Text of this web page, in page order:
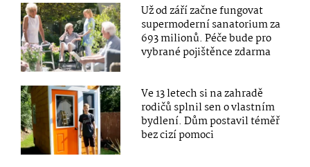
Už od září začne fungovat
supermoderní sanatorium za
693 milionů. Péče bude pro
vybrané pojištěnce zdarma
Ve 13 letech si na zahradě
rodičů splnil sen o vlastním
bydlení. Dům postavil téměř
bez cizí pomoci